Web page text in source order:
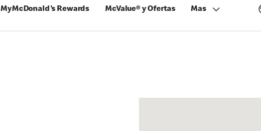
MyMcDonald's Rewards McValue® y Ofertas Mas